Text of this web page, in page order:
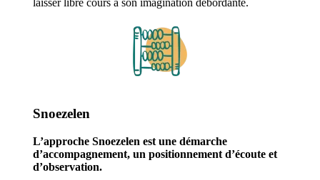
laisser libre cours à son imagination débordante.
Snoezelen
L’approche Snoezelen est une démarche
d’accompagnement, un positionnement d’écoute et
d’observation.